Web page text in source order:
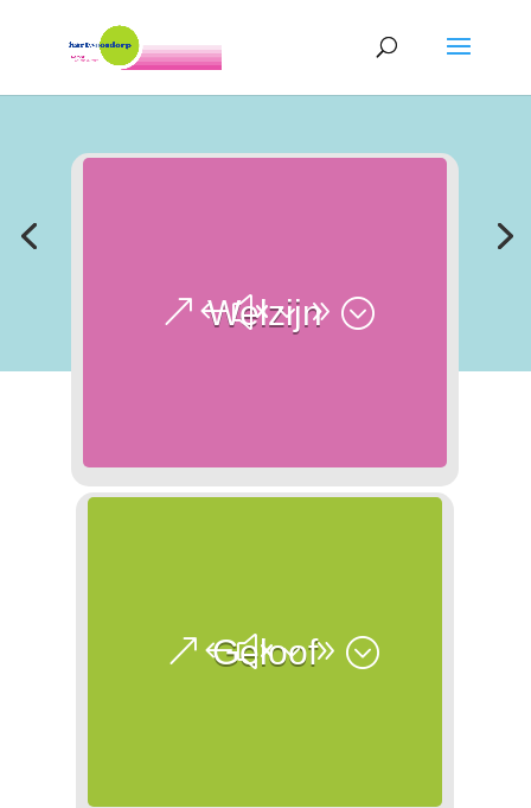
Welzijn
Geloof